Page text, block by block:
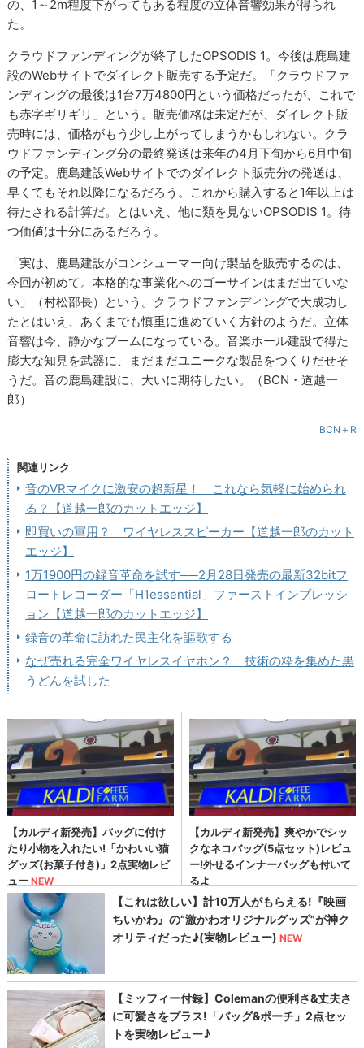
の、1～2m程度下がってもある程度の立体音響効果が得られ
た。
クラウドファンディングが終了したOPSODIS 1。今後は鹿島建
設のWebサイトでダイレクト販売する予定だ。「クラウドファ
ンディングの最後は1台7万4800円という価格だったが、これで
も赤字ギリギリ」という。販売価格は未定だが、ダイレクト販
売時には、価格がもう少し上がってしまうかもしれない。クラ
ウドファンディング分の最終発送は来年の4月下旬から6月中旬
の予定。鹿島建設Webサイトでのダイレクト販売分の発送は、
早くてもそれ以降になるだろう。これから購入すると1年以上は
待たされる計算だ。とはいえ、他に類を見ないOPSODIS 1。待
つ価値は十分にあるだろう。
「実は、鹿島建設がコンシューマー向け製品を販売するのは、
今回が初めて。本格的な事業化へのゴーサインはまだ出ていな
い」（村松部長）という。クラウドファンディングで大成功し
たとはいえ、あくまでも慎重に進めていく方針のようだ。立体
音響は今、静かなブームになっている。音楽ホール建設で得た
膨大な知見を武器に、まだまだユニークな製品をつくりだせそ
うだ。音の鹿島建設に、大いに期待したい。（BCN・道越一
郎）
BCN＋R
関連リンク
音のVRマイクに激安の超新星！ これなら気軽に始められ
る？【道越一郎のカットエッジ】
即買いの軍用？ ワイヤレススピーカー【道越一郎のカット
エッジ】
1万1900円の録音革命を試す──2月28日発売の最新32bitフ
ロートレコーダー「H1essential」ファーストインプレッシ
ョン【道越一郎のカットエッジ】
録音の革命に訪れた民主化を謳歌する
なぜ売れる完全ワイヤレスイヤホン？ 技術の粋を集めた黒
うどんを試した